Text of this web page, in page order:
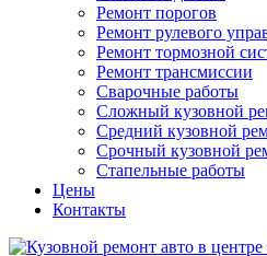
Ремонт порогов
Ремонт рулевого
Ремонт тормозной
Ремонт трансмиссии
Сварочные работы
Сложный кузовной
Средний кузовной
Срочный кузовной
Стапельные работы
Цены
Контакты